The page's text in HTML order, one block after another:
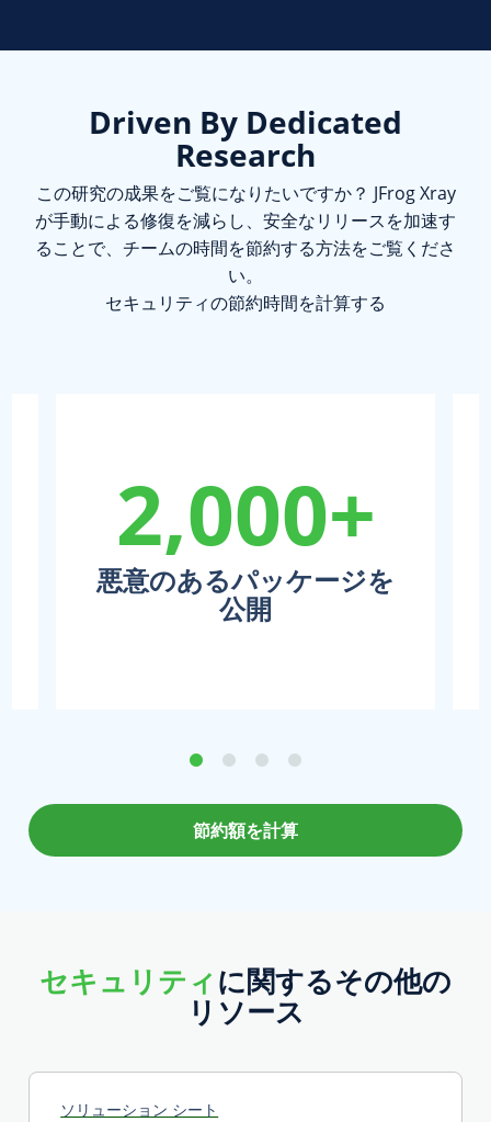
Driven By Dedicated
Research
この研究の成果をご覧になりたいですか？ JFrog Xray
が手動による修復を減らし、安全なリリースを加速す
ることで、チームの時間を節約する方法をご覧くださ
い。
セキュリティの節約時間を計算する
2,000+
悪意のあるパッケージを
公開
節約額を計算
セキュリティ に関するその他の
リソース
ソリューション シート